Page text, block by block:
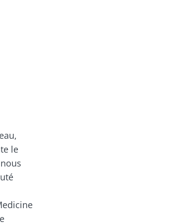
le